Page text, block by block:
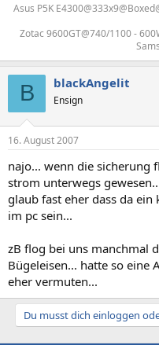
Asus P5K
Zotac 9600GT@740/1100 -
B blackAngelit
Ensign
16. August 2007
najo... wenn die sicherung
strom unterwegs
glaub fast eher dass da
im pc sein...
zB flog bei uns manchmal
Bügeleisen... hatte so eine
eher vermuten...
Du musst dich einloggen